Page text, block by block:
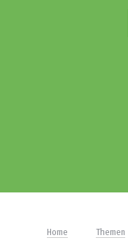
Home Themen